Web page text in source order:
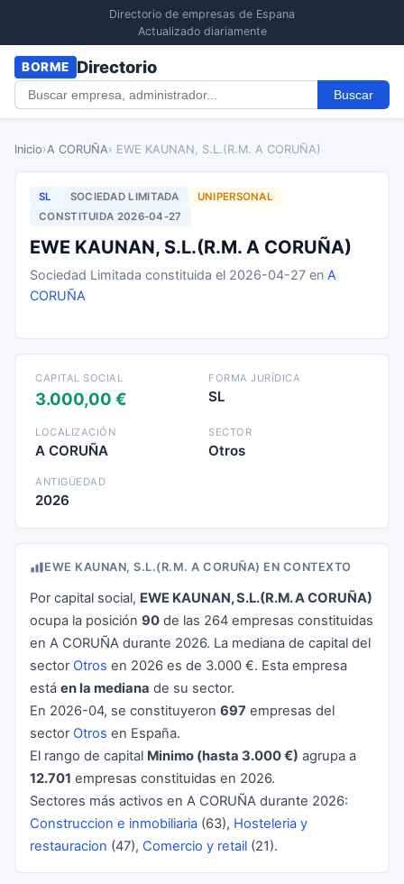
Directorio de empresas de Espana
Actualizado diariamente
BORME Directorio
Buscar
Inicio›A CORUÑA› EWE KAUNAN, S.L.(R.M. A CORUÑA)
SL SOCIEDAD LIMITADA
UNIPERSONAL
CONSTITUIDA 2026-04-27
EWE KAUNAN, S.L.(R.M. A CORUÑA)
Sociedad Limitada constituida el 2026-04-27 en A
CORUÑA
CAPITAL SOCIAL
3.000,00 €
FORMA JURÍDICA
SL
LOCALIZACIÓN
A CORUÑA
SECTOR
Otros
ANTIGÜEDAD
2026
EWE KAUNAN, S.L.(R.M. A CORUÑA) EN CONTEXTO
Por capital social, EWE KAUNAN, S.L.(R.M. A CORUÑA)
ocupa la posición 90 de las 264 empresas constituidas
en A CORUÑA durante 2026. La mediana de capital del
sector Otros en 2026 es de 3.000 €. Esta empresa
está en la mediana de su sector.
En 2026-04, se constituyeron 697 empresas del
sector Otros en España.
El rango de capital Minimo (hasta 3.000 €) agrupa a
12.701 empresas constituidas en 2026.
Sectores más activos en A CORUÑA durante 2026:
Construccion e inmobiliaria (63), Hosteleria y
restauracion (47), Comercio y retail (21).